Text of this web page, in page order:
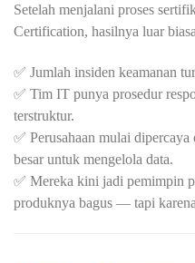
Setelah menjalani proses
Certification, hasilnya luar
✅ Jumlah insiden keamanan
✅ Tim IT punya prosedur
terstruktur.
✅ Perusahaan mulai
besar untuk mengelola data.
✅ Mereka kini jadi pemimpin
produknya bagus — tapi